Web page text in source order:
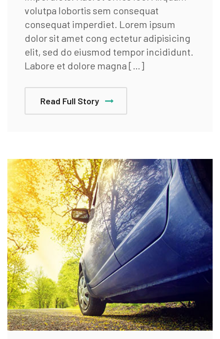
volutpa lobortis sem consequat
consequat imperdiet. Lorem ipsum
dolor sit amet cong ectetur adipisicing
elit, sed do eiusmod tempor incididunt.
Labore et dolore magna […]
Read Full Story